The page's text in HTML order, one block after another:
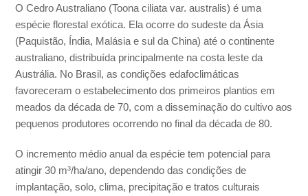
O Cedro Australiano (Toona ciliata var. australis) é uma
espécie florestal exótica. Ela ocorre do sudeste da Ásia
(Paquistão, Índia, Malásia e sul da China) até o continente
australiano, distribuída principalmente na costa leste da
Austrália. No Brasil, as condições edafoclimáticas
favoreceram o estabelecimento dos primeiros plantios em
meados da década de 70, com a disseminação do cultivo aos
pequenos produtores ocorrendo no final da década de 80.
O incremento médio anual da espécie tem potencial para
atingir 30 m³/ha/ano, dependendo das condições de
implantação, solo, clima, precipitação e tratos culturais